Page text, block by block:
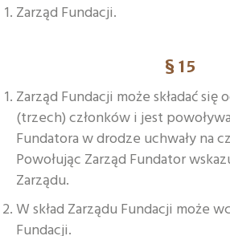
Zarząd Fundacji.
§ 15
Zarząd Fundacji może składać się
(trzech) członków i jest
Fundatora w drodze uchwały na
Powołując Zarząd Fundator
Zarządu.
W skład Zarządu Fundacji może
Fundacji.